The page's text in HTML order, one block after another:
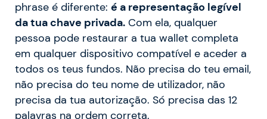
phrase é diferente: é a representação legível
da tua chave privada. Com ela, qualquer
pessoa pode restaurar a tua wallet completa
em qualquer dispositivo compatível e aceder a
todos os teus fundos. Não precisa do teu email,
não precisa do teu nome de utilizador, não
precisa da tua autorização. Só precisa das 12
palavras na ordem correta.